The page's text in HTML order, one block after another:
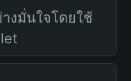
งมั่นใจโดยใช้